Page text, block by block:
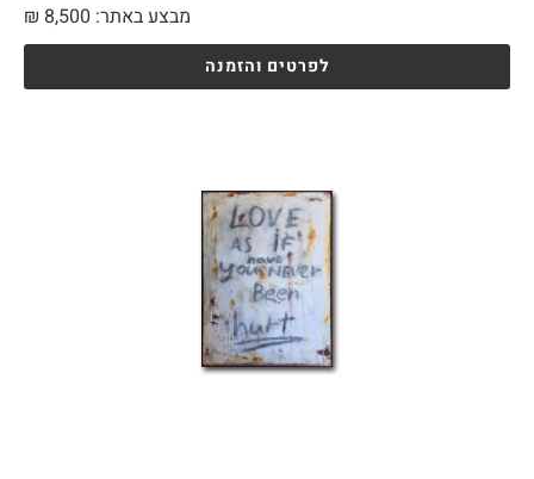
מבצע באתר:
₪ 8,500
לפרטים והזמנה